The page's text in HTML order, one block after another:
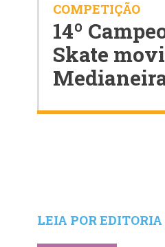
COMPETIÇÃO
14º
Skate
LEIA POR EDITORIA